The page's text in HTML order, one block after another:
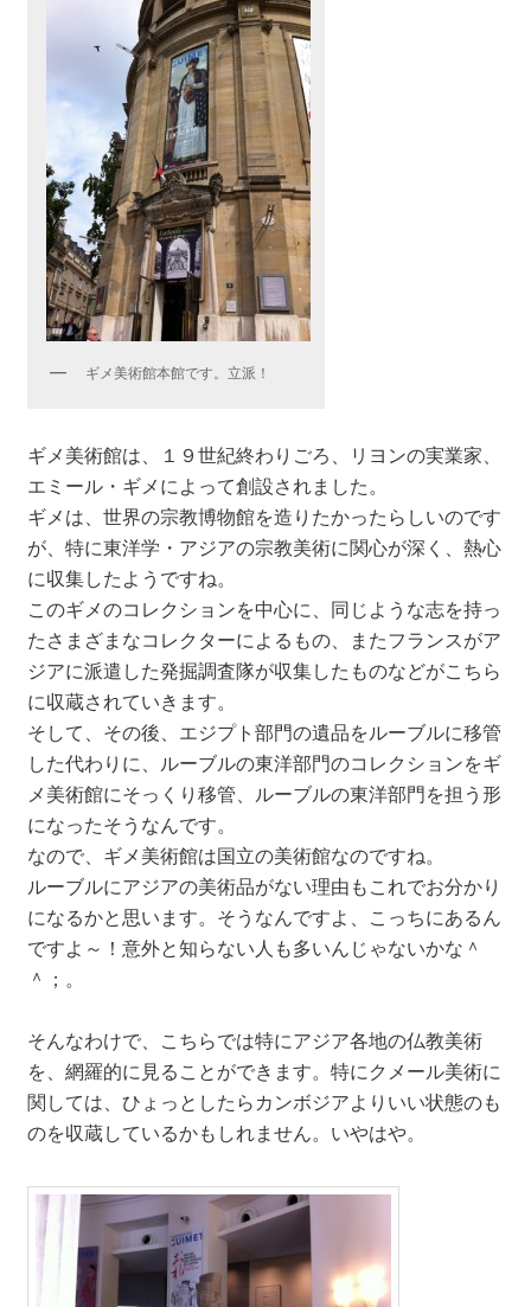
ギメ美術館本館です。立派！
ギメ美術館は、１９世紀終わりごろ、リヨンの実業家、
エミール・ギメによって創設されました。
ギメは、世界の宗教博物館を造りたかったらしいのです
が、特に東洋学・アジアの宗教美術に関心が深く、熱心
に収集したようですね。
このギメのコレクションを中心に、同じような志を持っ
たさまざまなコレクターによるもの、またフランスがア
ジアに派遣した発掘調査隊が収集したものなどがこちら
に収蔵されていきます。
そして、その後、エジプト部門の遺品をルーブルに移管
した代わりに、ルーブルの東洋部門のコレクションをギ
メ美術館にそっくり移管、ルーブルの東洋部門を担う形
になったそうなんです。
なので、ギメ美術館は国立の美術館なのですね。
ルーブルにアジアの美術品がない理由もこれでお分かり
になるかと思います。そうなんですよ、こっちにあるん
ですよ～！意外と知らない人も多いんじゃないかな＾
＾；。
そんなわけで、こちらでは特にアジア各地の仏教美術
を、網羅的に見ることができます。特にクメール美術に
関しては、ひょっとしたらカンボジアよりいい状態のも
のを収蔵しているかもしれません。いやはや。